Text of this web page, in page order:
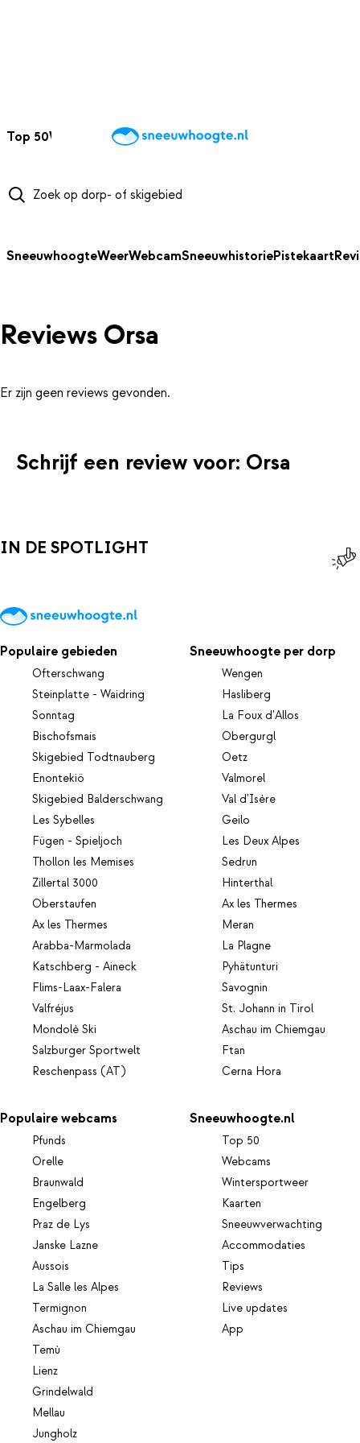
Top 50Webcams WintersportweerKaarten
SneeuwhoogteWeerWebcamSneeuwhistoriePistekaart
Reviews Orsa
Er zijn geen reviews gevonden.
Schrijf een review voor: Orsa
IN DE SPOTLIGHT
Populaire gebieden
Ofterschwang
Steinplatte - Waidring
Sonntag
Bischofsmais
Skigebied Todtnauberg
Enontekiö
Skigebied Balderschwang
Les Sybelles
Fügen - Spieljoch
Thollon les Memises
Zillertal 3000
Oberstaufen
Ax les Thermes
Arabba-Marmolada
Katschberg - Aineck
Flims-Laax-Falera
Valfréjus
Mondolè Ski
Salzburger Sportwelt
Reschenpass (AT)
Sneeuwhoogte per dorp
Wengen
Hasliberg
La Foux d'Allos
Obergurgl
Oetz
Valmorel
Val d'Isère
Geilo
Les Deux Alpes
Sedrun
Hinterthal
Ax les Thermes
Meran
La Plagne
Pyhätunturi
Savognin
St. Johann in Tirol
Aschau im Chiemgau
Ftan
Cerna Hora
Populaire webcams
Pfunds
Orelle
Braunwald
Engelberg
Praz de Lys
Janske Lazne
Aussois
La Salle les Alpes
Termignon
Aschau im Chiemgau
Temù
Lienz
Grindelwald
Mellau
Jungholz
Sneeuwhoogte.nl
Top 50
Webcams
Wintersportweer
Kaarten
Sneeuwverwachting
Accommodaties
Tips
Reviews
Live updates
App